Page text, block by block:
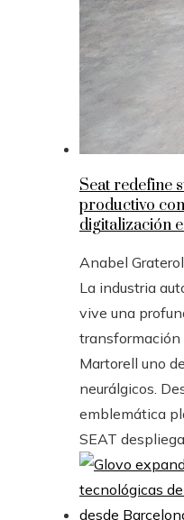
Seat redefine
productivo
digitalización
Anabel Graterol
La industria
vive una
transformación
Martorell uno
neurálgicos.
emblemática
SEAT